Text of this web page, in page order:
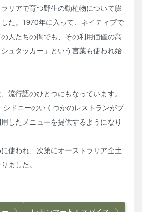
リアで育つ野生の動植物について膨
た。1970年に入って、ネイティブで
人たちの間でも、その利用価値の高
ュタッカー」という言葉も使われ始
流行語のひとつにもなっています。
シドニーのいくつかのレストランがブ
したメニューを提供するようになり
使われ、次第にオーストラリア全土
ました。